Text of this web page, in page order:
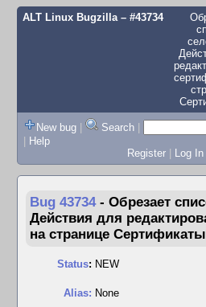
ALT Linux Bugzilla– #43734
New bug | Search |
| Help
Register | Log In
Bug 43734 - Обрезает
Действия для
на странице Сертификаты
Status: NEW
Alias: None